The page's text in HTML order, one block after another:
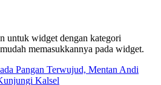
untuk widget dengan kategori
memasukkannya pada widget.